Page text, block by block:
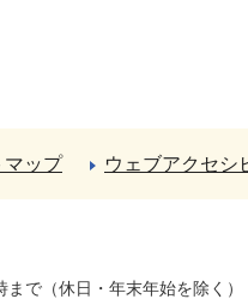
マップ ウェブアクセシ
で（休日・年末年始を除く）